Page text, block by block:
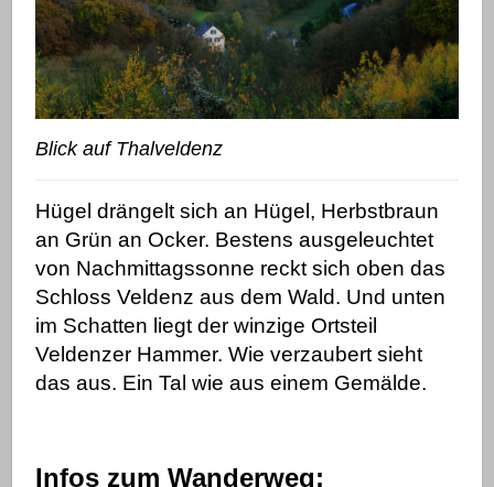
Blick auf Thalveldenz
Hügel drängelt sich an Hügel, Herbstbraun
an Grün an Ocker. Bestens ausgeleuchtet
von Nachmittagssonne reckt sich oben das
Schloss Veldenz aus dem Wald. Und unten
im Schatten liegt der winzige Ortsteil
Veldenzer Hammer. Wie verzaubert sieht
das aus. Ein Tal wie aus einem Gemälde.
Infos zum Wanderweg: